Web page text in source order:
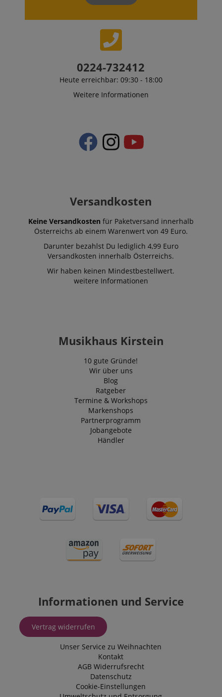
0224-732412
Heute erreichbar: 09:30 - 18:00
Weitere Informationen
Versandkosten
Keine Versandkosten für Paketversand innerhalb
Österreichs ab einem Warenwert von 49 Euro.
Darunter bezahlst Du lediglich 4,99 Euro
Versandkosten innerhalb Österreichs.
Wir haben keinen Mindestbestellwert.
weitere Informationen
Musikhaus Kirstein
10 gute Gründe!
Wir über uns
Blog
Ratgeber
Termine & Workshops
Markenshops
Partnerprogramm
Jobangebote
Händler
Informationen und Service
Vertrag widerrufen
Unser Service zu Weihnachten
Kontakt
AGB Widerrufsrecht
Datenschutz
Cookie-Einstellungen